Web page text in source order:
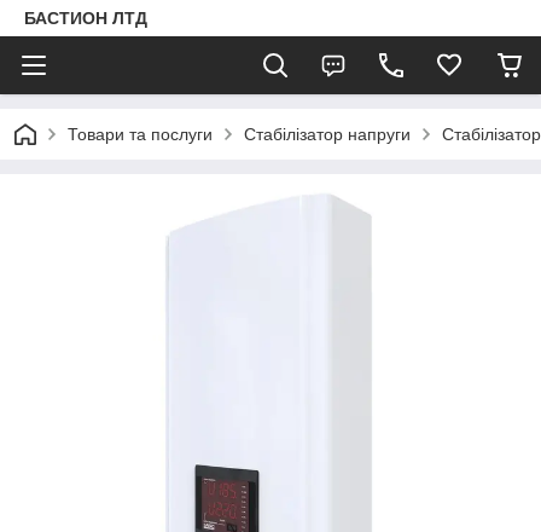
БАСТИОН ЛТД
Товари та послуги Стабілізатор напруги